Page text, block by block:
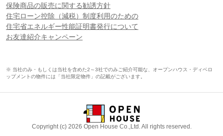
保険商品の販売に関する勧誘方針
住宅ローン控除（減税）制度利用のための
住宅省エネルギー性能証明書発行について
お友達紹介キャンペーン
※ 当社のみ・もしくは当社を含めた2～3社でのみご紹介可能な、オープンハウス・ディベロ
ップメントの物件には「当社限定物件」の記載がございます。
Copyright (c) 2026 Open House Co.,Ltd. All rights reserved.